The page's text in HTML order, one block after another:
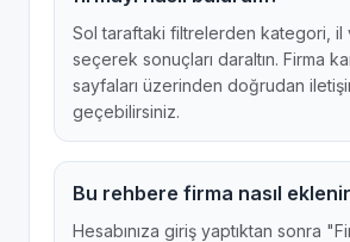
Sol taraftaki filtrelerden kategori, il
seçerek sonuçları daraltın. Firma
sayfaları üzerinden doğrudan
geçebilirsiniz.
Bu rehbere firma nasıl
Hesabınıza giriş yaptıktan sonra